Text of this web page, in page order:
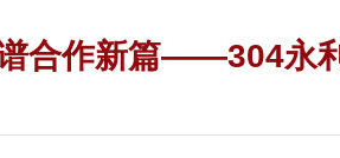
合作新篇——304永